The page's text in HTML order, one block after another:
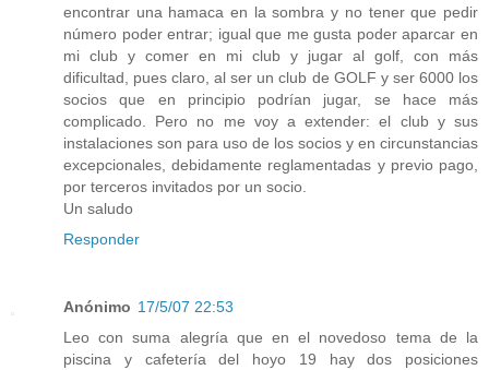
encontrar una hamaca en la sombra y no tener que pedir
número poder entrar; igual que me gusta poder aparcar en
mi club y comer en mi club y jugar al golf, con más
dificultad, pues claro, al ser un club de GOLF y ser 6000 los
socios que en principio podrían jugar, se hace más
complicado. Pero no me voy a extender: el club y sus
instalaciones son para uso de los socios y en circunstancias
excepcionales, debidamente reglamentadas y previo pago,
por terceros invitados por un socio.
Un saludo
Responder
Anónimo 17/5/07 22:53
Leo con suma alegría que en el novedoso tema de la
piscina y cafetería del hoyo 19 hay dos posiciones